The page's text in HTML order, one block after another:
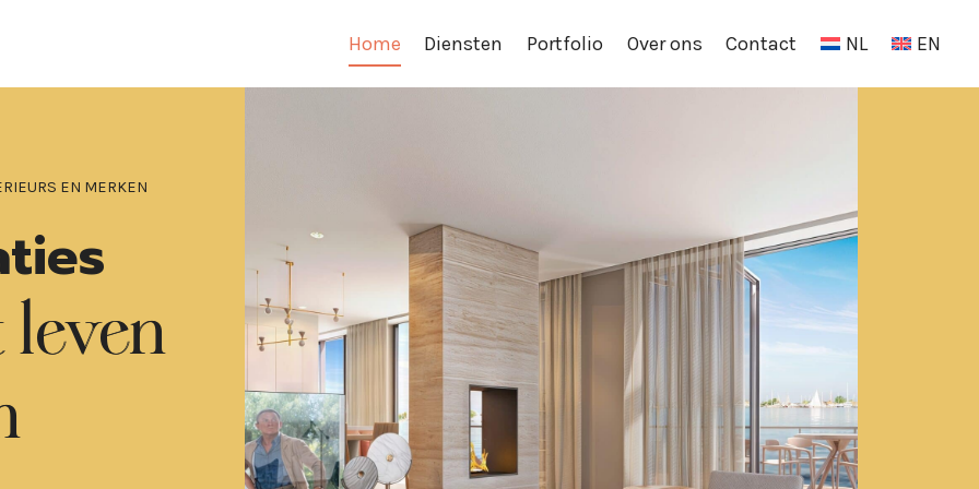
Home Diensten Portfolio Over ons Contact NL EN
EN MERKEN
leven